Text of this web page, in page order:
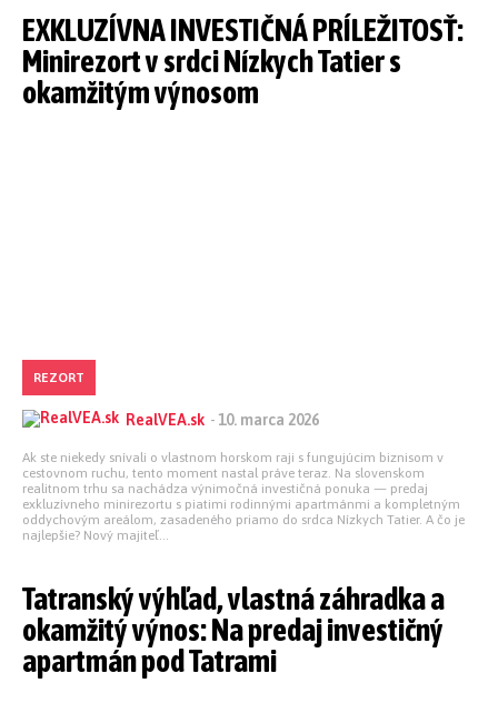
EXKLUZÍVNA INVESTIČNÁ PRÍLEŽITOSŤ:
Minirezort v srdci Nízkych Tatier s
okamžitým výnosom
REZORT
RealVEA.sk - 10. marca 2026
Ak ste niekedy snívali o vlastnom horskom raji s fungujúcim biznisom v
cestovnom ruchu, tento moment nastal práve teraz. Na slovenskom
realitnom trhu sa nachádza výnimočná investičná ponuka — predaj
exkluzívneho minirezortu s piatimi rodinnými apartmánmi a kompletným
oddychovým areálom, zasadeného priamo do srdca Nízkych Tatier. A čo je
najlepšie? Nový majiteľ...
Tatranský výhľad, vlastná záhradka a
okamžitý výnos: Na predaj investičný
apartmán pod Tatrami